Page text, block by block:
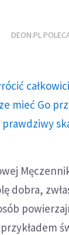
DEON.PL
mieć Go
dobra,